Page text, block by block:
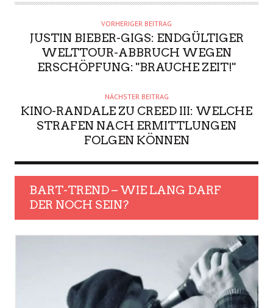
VORHERIGER BEITRAG
JUSTIN BIEBER-GIGS: ENDGÜLTIGER
WELTTOUR-ABBRUCH WEGEN
ERSCHÖPFUNG: "BRAUCHE ZEIT!"
NÄCHSTER BEITRAG
KINO-RANDALE ZU CREED III: WELCHE
STRAFEN NACH ERMITTLUNGEN
FOLGEN KÖNNEN
BART-TREND – WIE LANG DARF
DER NOCH SEIN?